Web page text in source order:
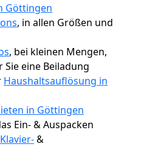
Göttingen
, in allen Größen und
, bei kleinen Mengen,
eine Beiladung
Haushaltsauflösung in
in Göttingen
Ein- & Auspacken
Klavier-&